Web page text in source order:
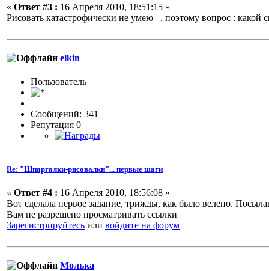
« Ответ #3 : 16 Апреля 2010, 18:51:15 »
Рисовать катастрофически не умею , поэтому вопрос :
elkin
Пользовaтeль
Сообщений: 341
Репутация 0
Re: "Шпаргалки-рисовалки"... первые шаги
« Ответ #4 : 16 Апреля 2010, 18:56:08 »
Вот сделала первое задание, трижды, как было велено.
Вам не разрешено просматривать ссылки
Зарегистрируйтесь или войдите на форум
Молька